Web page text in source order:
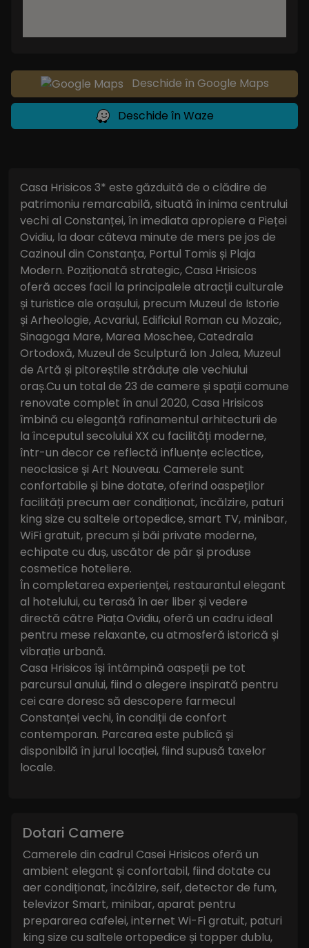
Deschide în Google Maps
Deschide în Waze
Casa Hrisicos 3* este găzduită de o clădire de
patrimoniu remarcabilă, situată în inima centrului
vechi al Constanței, în imediata apropiere a Pieței
Ovidiu, la doar câteva minute de mers pe jos de
Cazinoul din Constanța, Portul Tomis și Plaja
Modern. Poziționată strategic, Casa Hrisicos
oferă acces facil la principalele atracții culturale
și turistice ale orașului, precum Muzeul de Istorie
și Arheologie, Acvariul, Edificiul Roman cu Mozaic,
Sinagoga Mare, Marea Moschee, Catedrala
Ortodoxă, Muzeul de Sculptură Ion Jalea, Muzeul
de Artă și pitoreștile străduțe ale vechiului
oraș.Cu un total de 23 de camere și spații comune
renovate complet în anul 2020, Casa Hrisicos
îmbină cu eleganță rafinamentul arhitecturii de
la începutul secolului XX cu facilități moderne,
într-un decor ce reflectă influențe eclectice,
neoclasice și Art Nouveau. Camerele sunt
confortabile și bine dotate, oferind oaspeților
facilități precum aer condiționat, încălzire, paturi
king size cu saltele ortopedice, smart TV, minibar,
WiFi gratuit, precum și băi private moderne,
echipate cu duș, uscător de păr și produse
cosmetice hoteliere.
În completarea experienței, restaurantul elegant
al hotelului, cu terasă în aer liber și vedere
directă către Piața Ovidiu, oferă un cadru ideal
pentru mese relaxante, cu atmosferă istorică și
vibrație urbană.
Casa Hrisicos își întâmpină oaspeții pe tot
parcursul anului, fiind o alegere inspirată pentru
cei care doresc să descopere farmecul
Constanței vechi, în condiții de confort
contemporan. Parcarea este publică și
disponibilă în jurul locației, fiind supusă taxelor
locale.
Dotari Camere
Camerele din cadrul Casei Hrisicos oferă un
ambient elegant și confortabil, fiind dotate cu
aer condiționat, încălzire, seif, detector de fum,
televizor Smart, minibar, aparat pentru
prepararea cafelei, internet Wi-Fi gratuit, paturi
king size cu saltele ortopedice și topper dublu,